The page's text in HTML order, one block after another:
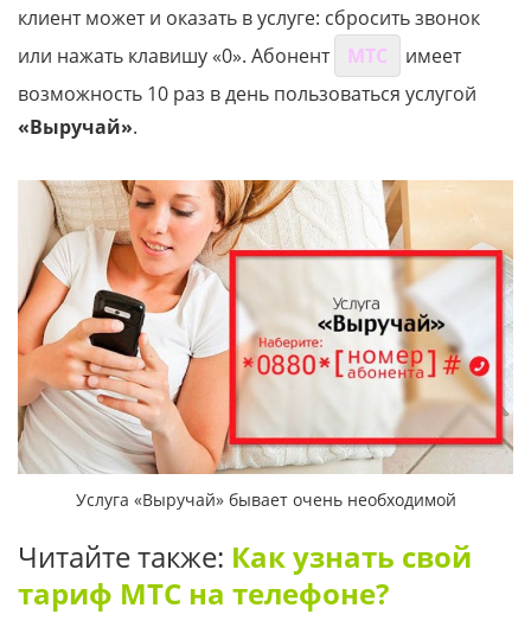
клиент может и оказать в услуге: сбросить звонок
или нажать клавишу «0». Абонент
МТС
имеет
возможность 10 раз в день пользоваться услугой
«Выручай».
Услуга «Выручай» бывает очень необходимой
Читайте также: Как узнать свой
тариф МТС на телефоне?